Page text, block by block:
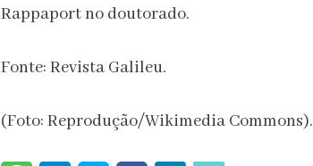
Rappaport no doutorado.
Fonte: Revista Galileu.
(Foto: Reprodução/Wikimedia Commons).